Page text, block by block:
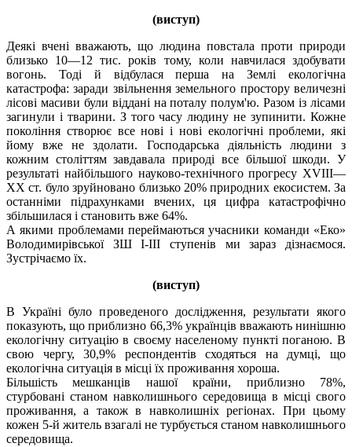
(виступ)
Деякі вчені вважають, що людина повстала проти природи
близько 10—12 тис. років тому, коли навчилася здобувати
вогонь. Тоді й відбулася перша на Землі екологічна
катастрофа: заради звільнення земельного простору величезні
лісові масиви були віддані на поталу полум'ю. Разом із лісами
загинули і тварини. З того часу людину не зупинити. Кожне
покоління створює все нові і нові екологічні проблеми, які
йому вже не здолати. Господарська діяльність людини з
кожним століттям завдавала природі все більшої шкоди. У
результаті найбільшого науково-технічного прогресу XVIII—
XX ст. було зруйновано близько 20% природних екосистем. За
останніми підрахунками вчених, ця цифра катастрофічно
збільшилася і становить вже 64%.
А якими проблемами переймаються учасники команди «Еко»
Володимирівської ЗШ I-III ступенів ми зараз дізнаємося.
Зустрічаємо їх.
(виступ)
В Україні було проведеного дослідження, результати якого
показують, що приблизно 66,3% українців вважають нинішню
екологічну ситуацію в своєму населеному пункті поганою. В
свою чергу, 30,9% респондентів сходяться на думці, що
екологічна ситуація в місці їх проживання хороша.
Більшість мешканців нашої країни, приблизно 78%,
стурбовані станом навколишнього середовища в місці свого
проживання, а також в навколишніх регіонах. При цьому
кожен 5-й житель взагалі не турбується станом навколишнього
середовища.